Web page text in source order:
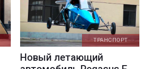
ТРАНСПОРТ
Новый летающий